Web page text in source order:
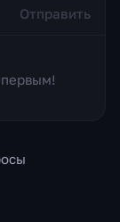
Отправить